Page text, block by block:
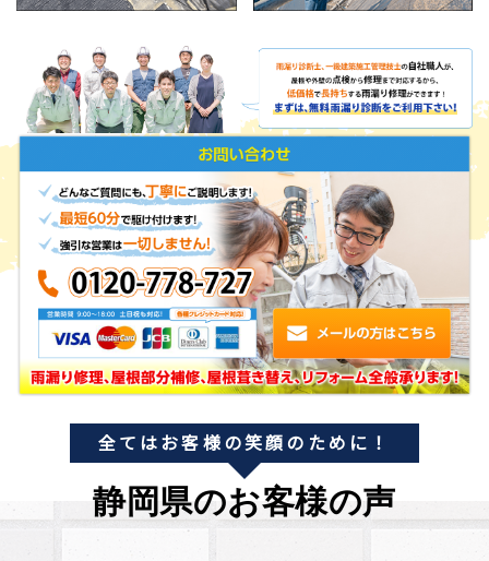
全てはお客様の笑顔のために！
静岡県のお客様の声